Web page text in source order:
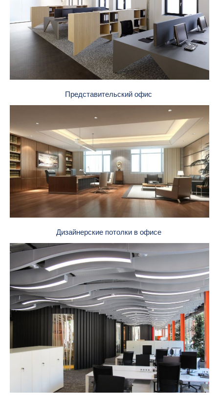
Представительский офис
Дизайнерские потолки в офисе